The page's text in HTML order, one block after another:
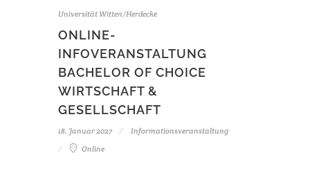
Universität Witten/Herdecke
ONLINE-
INFOVERANSTALTUNG
BACHELOR OF CHOICE
WIRTSCHAFT &
GESELLSCHAFT
18. Januar 2027
Informationsveranstaltung
Online